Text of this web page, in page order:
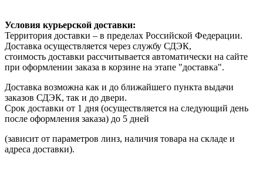
Условия курьерской доставки:
Территория доставки – в пределах Российской Федерации.
Доставка осуществляется через службу СДЭК,
стоимость доставки рассчитывается автоматически на сайте
при оформлении заказа в корзине на этапе "доставка".
Доставка возможна как и до ближайшего пункта выдачи
заказов СДЭК, так и до двери.
Срок доставки от 1 дня (осуществляется на следующий день
после оформления заказа) до 5 дней
(зависит от параметров линз, наличия товара на складе и
адреса доставки).